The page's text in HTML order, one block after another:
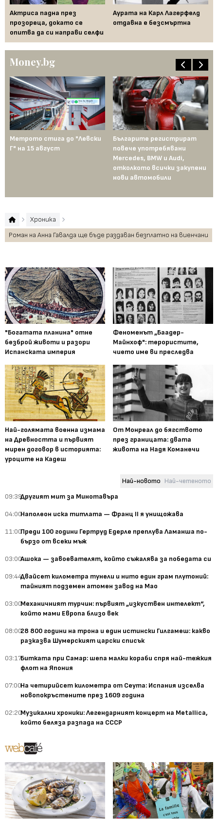
Актриса падна през
прозореца, докато се
опитва да си направи селфи
Аурата на Карл Лагерфелд
отдавна е безсмъртна
Money.bg
Метрото стига до "Левски
Г" на 15 август
Българите регистрират
повече употребявани
Mercedes, BMW и Audi,
отколкото всички закупени
нови автомобили
Хроника
Роман на Анна Гавалда ще бъде раздаван безплатно на виенчани
"Богатата планина" отне
безброй животи и разори
Испанската империя
Феноменът „Баадер-
Майнхоф": терористите,
чието име ви преследва
Най-голямата военна измама
на Древността и първият
мирен договор в историята:
уроците на Кадеш
От Монреал до бягството
през границата: двата
живота на Надя Команечи
Най-новото Най-четеното
09:39Другият мит за Минотавъра
04:00Наполеон иска титлата — Франц II я унищожава
11:00Преди 100 години Гертруд Едерле преплува Ламанша по-
бързо от всеки мъж
03:00Ашока — завоевателят, който съжалява за победата си
09:44Двайсет километра тунели и нито един грам плутоний:
тайният подземен атомен завод на Мао
03:00Механичният турчин: първият „изкуствен интелект“,
който мами Европа близо век
08:0028 800 години на трона и един истински Гилгамеш: какво
разказва Шумерският царски списък
03:17Битката при Самар: шепа малки кораби спря най-тежкия
флот на Япония
07:00На четирийсет километра от Сеута: Испания изселва
новопокръстените през 1609 година
02:20Музикални хроники: Легендарният концерт на Metallica,
който беляза разпада на СССР